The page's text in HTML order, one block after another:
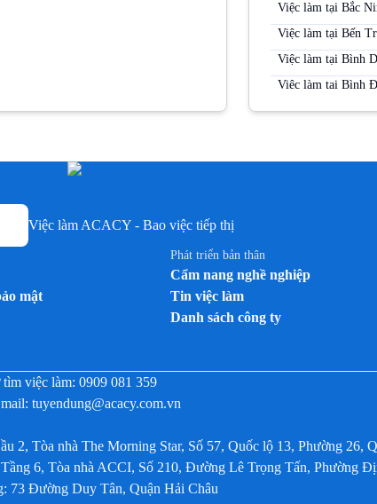
trưng bày
tư vấn bán hàng / Tư vấn viên
văn phòng
Bán hàng
nhóm kinh doanh (Sales Team
nhóm PG
Việc làm tại Bắc
Việc làm tại Bến
Việc làm tại Bình
Việc làm tại Bình
Việc làm tại Bình
Việc làm tại Cà
Việc làm tại Điện
Việc làm tại Đồng
Việc làm tại Hà
Việc làm tại Hà
Việc làm ACACY - Bao việc tiếp thị
mật
Phát triển bản thân
Cẩm nang nghề nghiệp
Tin việc làm
Danh sách công ty
việc làm: 0909 081 359
tuyendung@acacy.com.vn
2, Tòa nhà The Morning Star, Số 57, Quốc lộ 13, Phường 26,
6, Tòa nhà ACCI, Số 210, Đường Lê Trọng Tấn, Phường
73 Đường Duy Tân, Quận Hải Châu